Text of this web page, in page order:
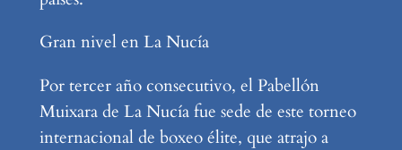
Gran nivel en La Nucía
Por tercer año consecutivo, el Pabellón
Muixara de La Nucía fue sede de este torneo
internacional de boxeo élite, que atrajo a